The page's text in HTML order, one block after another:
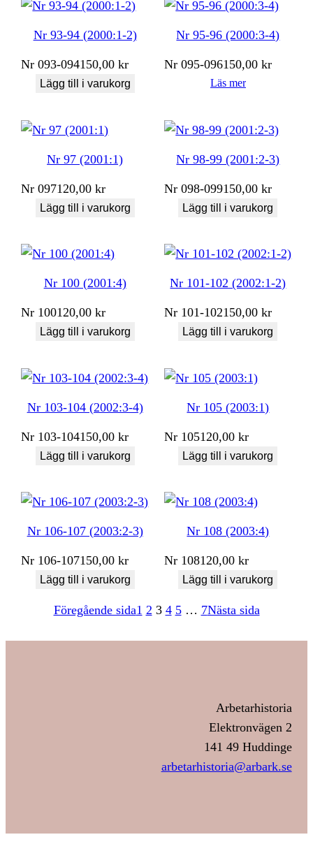
Nr 93-94 (2000:1-2)
Nr 093-094150,00kr
Lägg till i varukorg
Nr 95-96 (2000:3-4)
Nr 095-096150,00kr
Läs mer
Nr 97 (2001:1)
Nr 097120,00kr
Lägg till i varukorg
Nr 98-99 (2001:2-3)
Nr 098-099150,00kr
Lägg till i varukorg
Nr 100 (2001:4)
Nr 100120,00kr
Lägg till i varukorg
Nr 101-102 (2002:1-2)
Nr 101-102150,00kr
Lägg till i varukorg
Nr 103-104 (2002:3-4)
Nr 103-104150,00kr
Lägg till i varukorg
Nr 105 (2003:1)
Nr 105120,00kr
Lägg till i varukorg
Nr 106-107 (2003:2-3)
Nr 106-107150,00kr
Lägg till i varukorg
Nr 108 (2003:4)
Nr 108120,00kr
Lägg till i varukorg
Föregående sida1 2 3 4 5 … 7Nästa sida
Arbetarhistoria
Elektronvägen 2
141 49 Huddinge
arbetarhistoria@arbark.se